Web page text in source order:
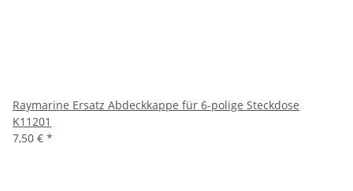
Raymarine Ersatz Abdeckkappe für 6-polige Steckdose
K11201
7,50 € *